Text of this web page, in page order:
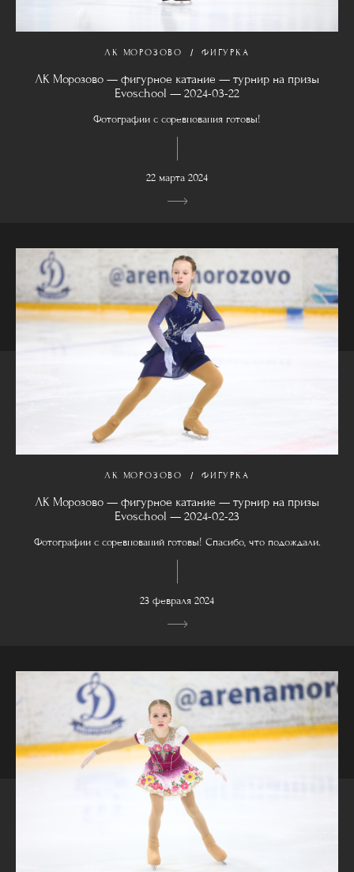
ЛК МОРОЗОВО ФИГУРКА
ЛК Морозово — фигурное катание — турнир на призы
Evoschool — 2024-03-22
Фотографии с соревнования готовы!
22 марта 2024
ЛК МОРОЗОВО ФИГУРКА
ЛК Морозово — фигурное катание — турнир на призы
Evoschool — 2024-02-23
Фотографии с соревнований готовы! Спасибо, что подождали.
23 февраля 2024